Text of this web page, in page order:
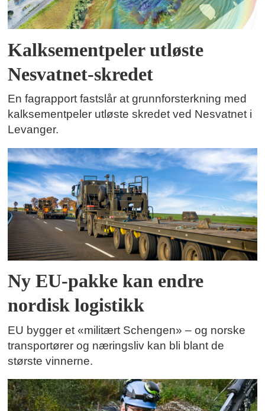
Kalksementpeler utløste
Nesvatnet-skredet
En fagrapport fastslår at grunnforsterkning med
kalksementpeler utløste skredet ved Nesvatnet i
Levanger.
Ny EU-pakke kan endre
nordisk logistikk
EU bygger et «militært Schengen» – og norske
transportører og næringsliv kan bli blant de
største vinnerne.